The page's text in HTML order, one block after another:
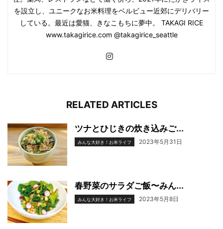
を設立し、ユニークなお米料理をベルビュー近郊にデリバリー
している。最近は愛猫、きなこもちに夢中。 TAKAGI RICE
www.takagirice.com @takagirice_seattle
RELATED ARTICLES
ツナとひじきの炊き込みご...
みんな大好き！お米ライフ 2023年5月31日
春野菜のサラダご飯〜みん...
みんな大好き！お米ライフ 2023年5月8日